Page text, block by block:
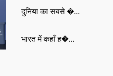
दुनिया का सबसे �...
भारत में कहाँ ह�...